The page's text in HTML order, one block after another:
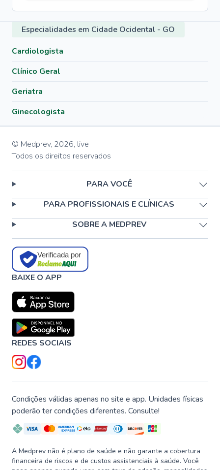
Especialidades em Cidade Ocidental - GO
Cardiologista
Clínico Geral
Geriatra
Ginecologista
© Medprev, 2026, live
Todos os direitos reservados
PARA VOCÊ
PARA PROFISSIONAIS E CLÍNICAS
SOBRE A MEDPREV
Verificada por
BAIXE O APP
REDES SOCIAIS
Condições válidas apenas no site e app. Unidades físicas
poderão ter condições diferentes. Consulte!
A Medprev não é plano de saúde e não garante a cobertura
financeira de riscos e de custos assistenciais à saúde. Você